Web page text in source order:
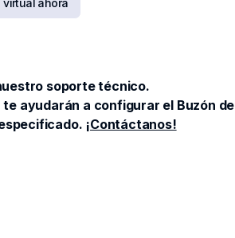
soporte técnico.
ayudarán a configurar el Buzón de
¡Contáctanos!